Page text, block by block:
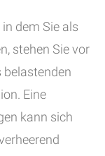
dem Sie als
stehen Sie vor
belastenden
Eine
kann sich